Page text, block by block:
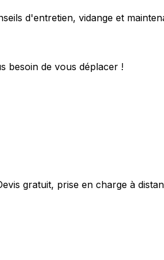
d'entretien, vidange et
besoin de vous déplacer !
gratuit, prise en charge à